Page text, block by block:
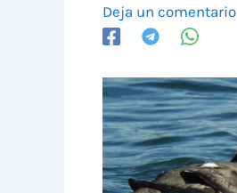
Deja un comentario